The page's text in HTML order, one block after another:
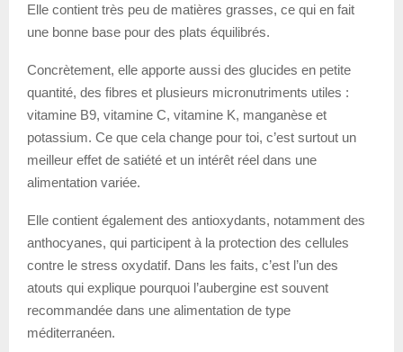
Elle contient très peu de matières grasses, ce qui en fait
une bonne base pour des plats équilibrés.
Concrètement, elle apporte aussi des glucides en petite
quantité, des fibres et plusieurs micronutriments utiles :
vitamine B9, vitamine C, vitamine K, manganèse et
potassium. Ce que cela change pour toi, c’est surtout un
meilleur effet de satiété et un intérêt réel dans une
alimentation variée.
Elle contient également des antioxydants, notamment des
anthocyanes, qui participent à la protection des cellules
contre le stress oxydatif. Dans les faits, c’est l’un des
atouts qui explique pourquoi l’aubergine est souvent
recommandée dans une alimentation de type
méditerranéen.